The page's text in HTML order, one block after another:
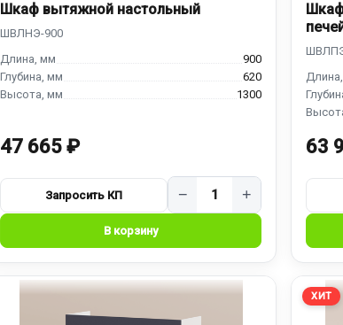
Шкаф вытяжной настольный
900
620
1300
47 665 ₽
− +
63
ХИТ